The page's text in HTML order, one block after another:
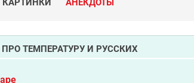
КАРТИНКИ АНЕКДОТЫ
ТЕМПЕРАТУРУ И РУССКИХ